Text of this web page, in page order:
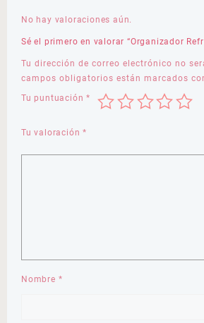
No hay valoraciones aún.
Sé el primero en valorar “Organizador
Tu dirección de correo electrónico no
campos obligatorios están marcados
Tu puntuación*
Tu valoración*
Nombre *